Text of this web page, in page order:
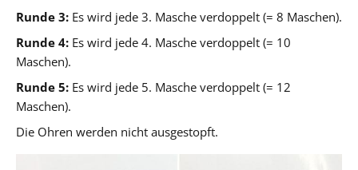
Runde 3: Es wird jede 3. Masche verdoppelt (= 8 Maschen).
Runde 4: Es wird jede 4. Masche verdoppelt (= 10
Maschen).
Runde 5: Es wird jede 5. Masche verdoppelt (= 12
Maschen).
Die Ohren werden nicht ausgestopft.